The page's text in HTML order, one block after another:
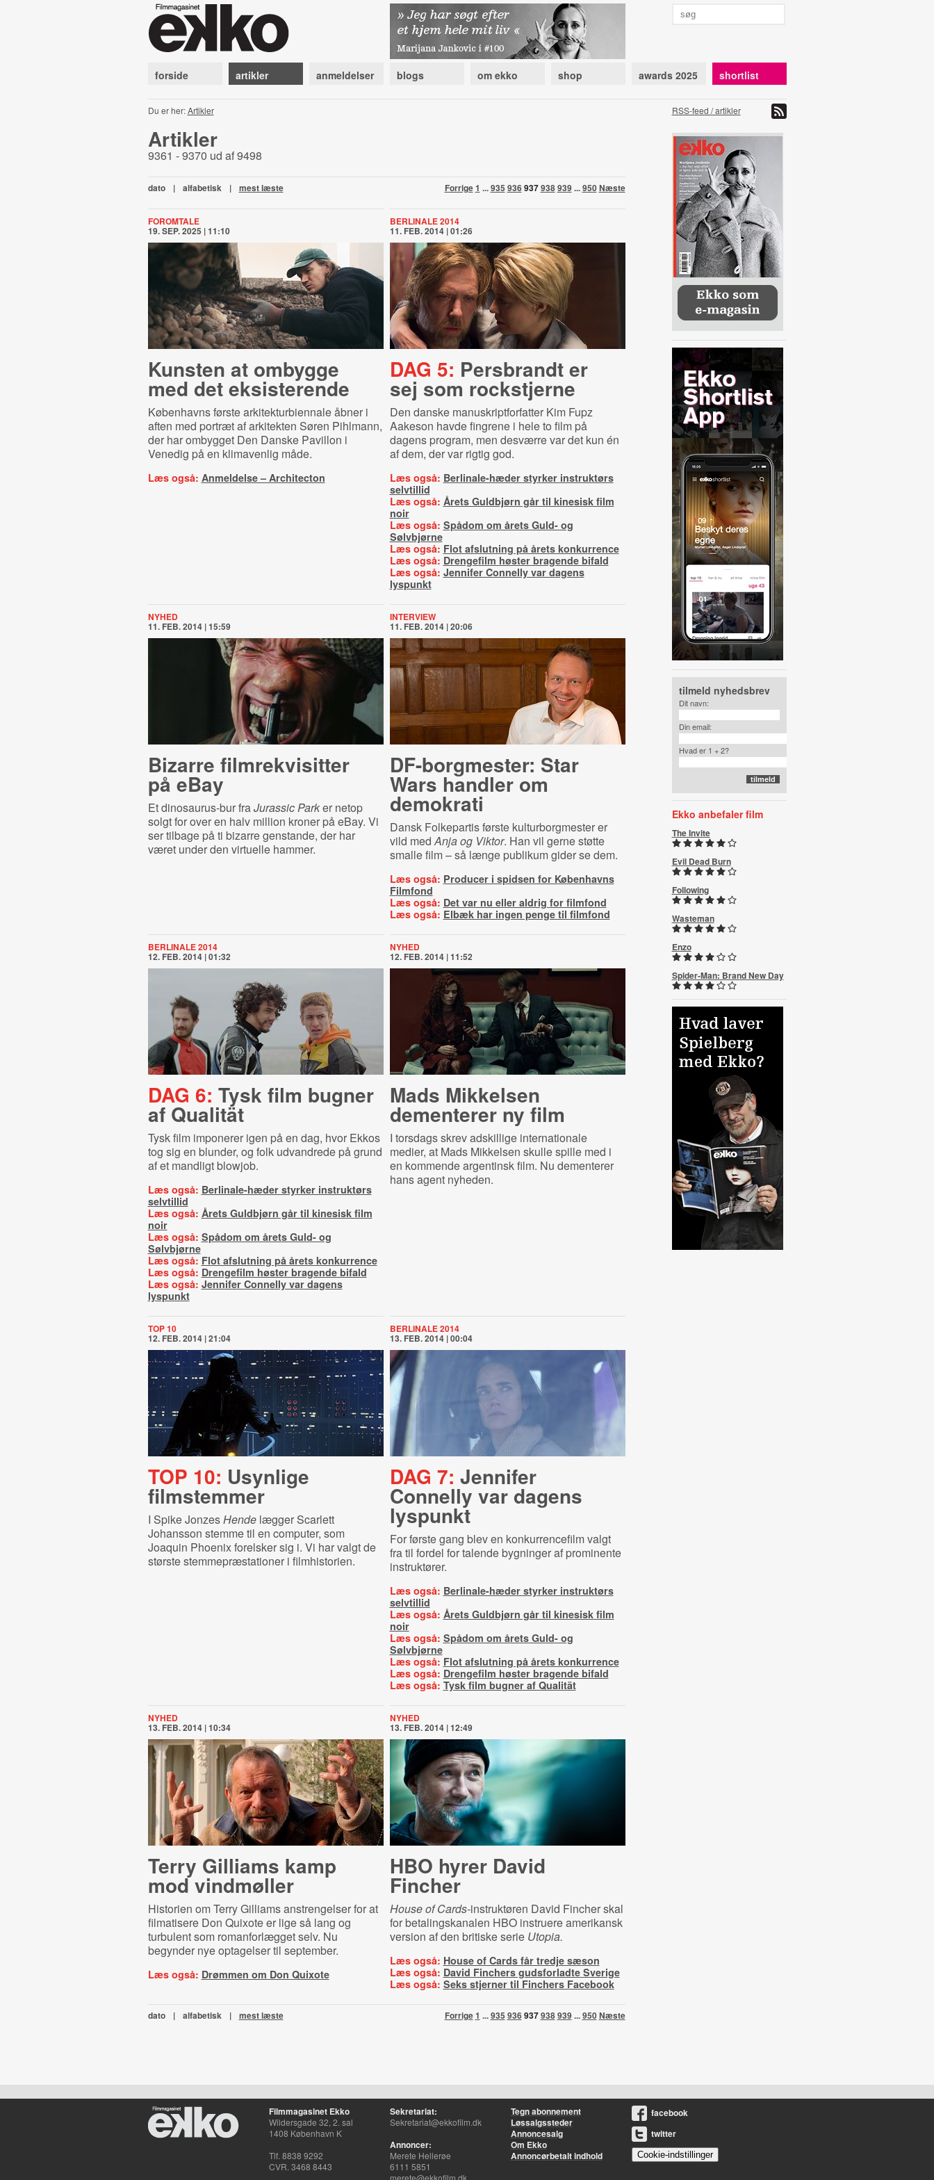
forside artikler anmeldelser blogs om ekko shop awards 2025 shortlist
Du er her:Artikler RSS-feed / artikler
Artikler
9361 - 9370 ud af 9498
Forrige1 ...935 936937938939...950Næste
dato | alfabetisk | mest læste
FOROMTALE
19. SEP. 2025 | 11:10
Kunsten at ombygge
med det eksisterende
Københavns første arkitekturbiennale åbner i
aften med portræt af arkitekten Søren Pihlmann,
der har ombygget Den Danske Pavillon i
Venedig på en klimavenlig måde.
Læs også: Anmeldelse – Architecton
BERLINALE 2014
11. FEB. 2014 | 01:26
DAG 5: Persbrandt er
sej som rockstjerne
Den danske manuskriptforfatter Kim Fupz
Aakeson havde fingrene i hele to film på
dagens program, men desværre var det kun én
af dem, der var rigtig god.
Læs også: Berlinale-hæder styrker instruktørs
selvtillid
Læs også: Årets Guldbjørn går til kinesisk film
noir
Læs også: Spådom om årets Guld- og
Sølvbjørne
Læs også: Flot afslutning på årets konkurrence
Læs også: Drengefilm høster bragende bifald
Læs også: Jennifer Connelly var dagens
lyspunkt
NYHED
11. FEB. 2014 | 15:59
Bizarre film­re­k­vi­sit­ter
på eBay
Et dinosaurus-bur fraJurassic Parker netop
solgt for over en halv million kroner på eBay. Vi
ser tilbage på ti bizarre genstande, der har
været under den virtuelle hammer.
INTERVIEW
11. FEB. 2014 | 20:06
DF-borgmester: Star
Wars handler om
demokrati
Dansk Folkepartis første kulturborgmester er
vild medAnja og Viktor. Han vil gerne støtte
smalle film – så længe publikum gider se dem.
Læs også: Producer i spidsen for Københavns
Filmfond
Læs også: Det var nu eller aldrig for filmfond
Læs også: Elbæk har ingen penge til filmfond
BERLINALE 2014
12. FEB. 2014 | 01:32
DAG 6: Tysk film bugner
af Qualität
Tysk film imponerer igen på en dag, hvor Ekkos
tog sig en blunder, og folk udvandrede på grund
af et mandligt blowjob.
Læs også: Berlinale-hæder styrker instruktørs
selvtillid
Læs også: Årets Guldbjørn går til kinesisk film
noir
Læs også: Spådom om årets Guld- og
Sølvbjørne
Læs også: Flot afslutning på årets konkurrence
Læs også: Drengefilm høster bragende bifald
Læs også: Jennifer Connelly var dagens
lyspunkt
NYHED
12. FEB. 2014 | 11:52
Mads Mikkelsen
dementerer ny film
I torsdags skrev adskillige internationale
medier, at Mads Mikkelsen skulle spille med i
en kommende argentinsk film. Nu dementerer
hans agent nyheden.
TOP 10
12. FEB. 2014 | 21:04
TOP 10: Usynlige
filmstemmer
I Spike JonzesHendelægger Scarlett
Johansson stemme til en computer, som
Joaquin Phoenix forelsker sig i. Vi har valgt de
største stemmepræstationer i filmhistorien.
BERLINALE 2014
13. FEB. 2014 | 00:04
DAG 7: Jennifer
Connelly var dagens
lyspunkt
For første gang blev en konkurrencefilm valgt
fra til fordel for talende bygninger af prominente
instruktører.
Læs også: Berlinale-hæder styrker instruktørs
selvtillid
Læs også: Årets Guldbjørn går til kinesisk film
noir
Læs også: Spådom om årets Guld- og
Sølvbjørne
Læs også: Flot afslutning på årets konkurrence
Læs også: Drengefilm høster bragende bifald
Læs også: Tysk film bugner af Qualität
NYHED
13. FEB. 2014 | 10:34
Terry Gilliams kamp
mod vindmøller
Historien om Terry Gilliams anstrengelser for at
filmatisere Don Quixote er lige så lang og
turbulent som romanforlægget selv. Nu
begynder nye optagelser til september.
Læs også: Drømmen om Don Quixote
NYHED
13. FEB. 2014 | 12:49
HBO hyrer David
Fincher
House of Cards-instruktøren David Fincher skal
for betalingskanalen HBO instruere amerikansk
version af den britiske serie Utopia.
Læs også: House of Cards får tredje sæson
Læs også: David Finchers gudsforladte Sverige
Læs også: Seks stjerner til Finchers Facebook
Forrige1 ...935 936937938939...950Næste
dato | alfabetisk | mest læste
tilmeld nyhedsbrev
Dit navn:
Din email:
Hvad er 1 + 2?
Ekko anbefaler film
The Invite
Evil Dead Burn
Following
Wasteman
Enzo
Spider-Man: Brand New Day
Filmmagasinet Ekko
Wildersgade 32, 2. sal
1408 København K
Tlf. 8838 9292
CVR. 3468 8443
Sekretariat:
Sekretariat@ekkofilm.dk
Annoncer:
Merete Hellerøe
6111 5851
merete@ekkofilm.dk
Tegn abonnement
Løssalgssteder
Annoncesalg
Om Ekko
Annoncørbetalt indhold
facebook
twitter
Cookie-indstillinger